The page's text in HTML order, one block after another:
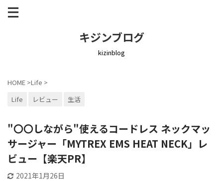
キジンブログ
kizinblog
HOME >Life >
Life
レビュー 生活
"〇〇しながら"使えるコードレス ネックマッ
サージャー「MYTREX EMS HEAT NECK」レ
ビュー【楽天PR】
2021年1月26日